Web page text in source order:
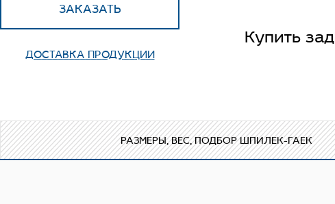
ЗАКАЗАТЬ
ДОСТАВКА ПРОДУКЦИИ
Купить
Уважаемые партнеры,
в связи с рыночной
Для наших клиентов
30ч6брпроизводства
из серого чугуна марки
чугуна,полученного не
РАЗМЕРЫ, ВЕС, ПОДБОР ШПИЛЕК-ГАЕК